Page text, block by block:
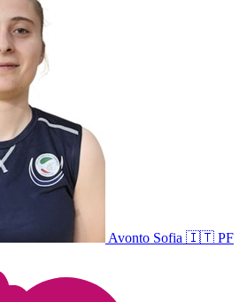
Avonto Sofia 🇮🇹 PF